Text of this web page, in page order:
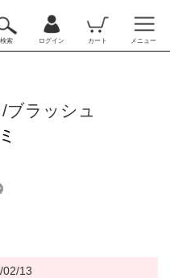
検索 ログイン カート メニュー
ラッシュ
02/13